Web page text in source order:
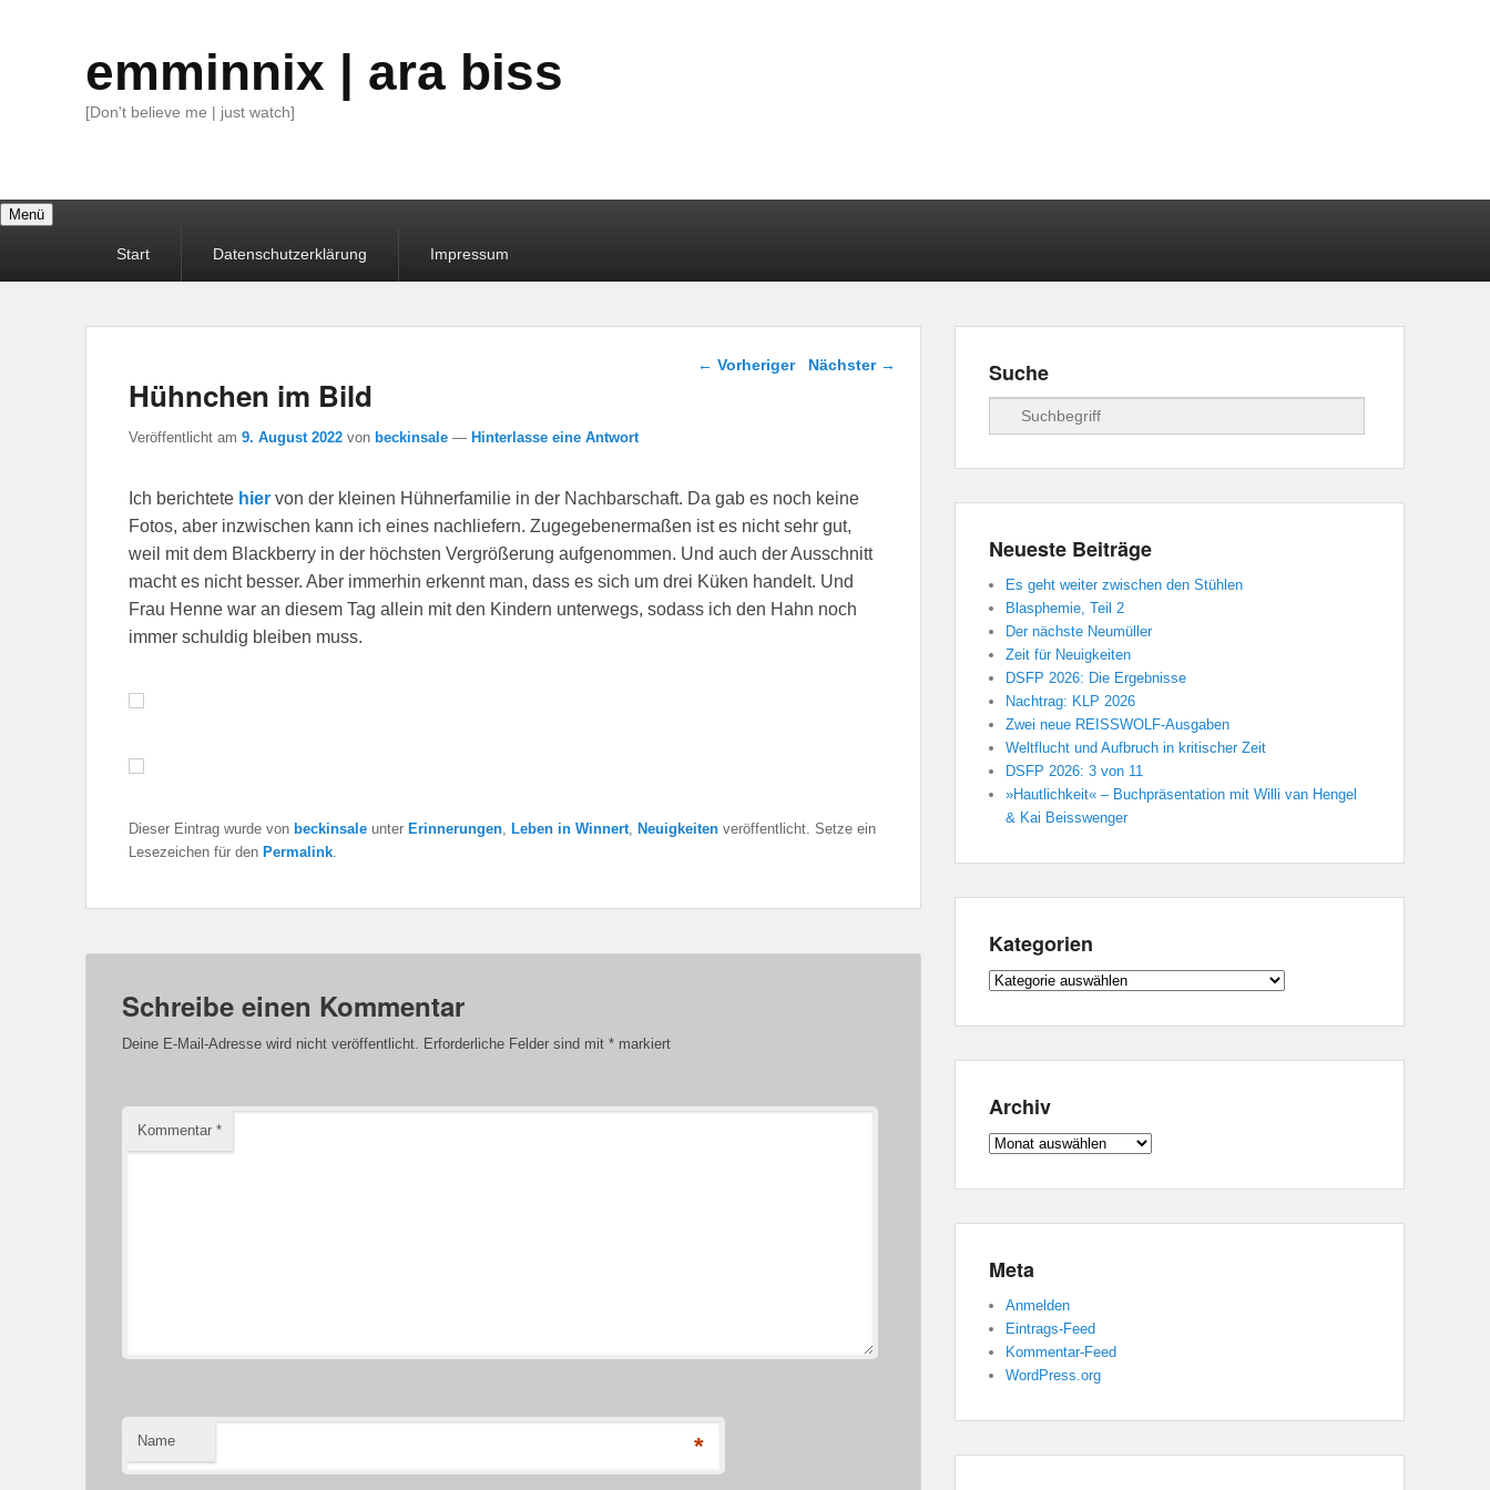
emminnix | ara biss
[Don't believe me | just watch]
Menü
Start Datenschutzerklärung Impressum
Beitragsnavigation
← Vorheriger Nächster →
Hühnchen im Bild
Veröffentlicht am 9. August 2022 von beckinsale — Hinterlasse eine Antwort
Ich berichtete hier von der kleinen Hühnerfamilie in der Nachbarschaft. Da gab es noch keine
Fotos, aber inzwischen kann ich eines nachliefern. Zugegebenermaßen ist es nicht sehr gut,
weil mit dem Blackberry in der höchsten Vergrößerung aufgenommen. Und auch der Ausschnitt
macht es nicht besser. Aber immerhin erkennt man, dass es sich um drei Küken handelt. Und
Frau Henne war an diesem Tag allein mit den Kindern unterwegs, sodass ich den Hahn noch
immer schuldig bleiben muss.
Dieser Eintrag wurde von beckinsale unter Erinnerungen, Leben in Winnert, Neuigkeiten veröffentlicht. Setze ein
Lesezeichen für den Permalink.
Schreibe einen Kommentar
Deine E-Mail-Adresse wird nicht veröffentlicht. Erforderliche Felder sind mit * markiert
Kommentar *
Name *
Suche
Suchen
Neueste Beiträge
Es geht weiter zwischen den Stühlen
Blasphemie, Teil 2
Der nächste Neumüller
Zeit für Neuigkeiten
DSFP 2026: Die Ergebnisse
Nachtrag: KLP 2026
Zwei neue REISSWOLF-Ausgaben
Weltflucht und Aufbruch in kritischer Zeit
DSFP 2026: 3 von 11
»Hautlichkeit« – Buchpräsentation mit Willi van Hengel
& Kai Beisswenger
Kategorien
Kategorien
Archiv
Archiv
Meta
Anmelden
Eintrags-Feed
Kommentar-Feed
WordPress.org